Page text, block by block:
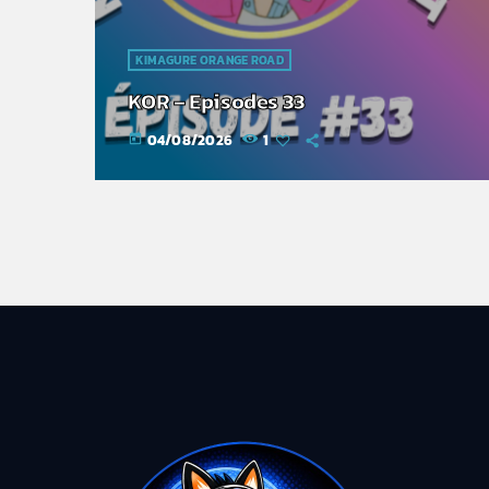
KIMAGURE ORANGE ROAD
KOR – Episodes 33
today 04/08/2026 1